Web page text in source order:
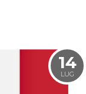
14
LUG